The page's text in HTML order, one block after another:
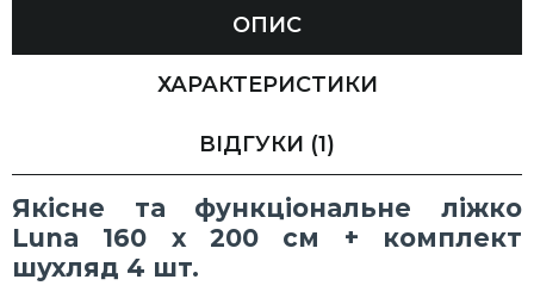
ОПИС
ХАРАКТЕРИСТИКИ
ВІДГУКИ (1)
Якісне та функціональне ліжко
Luna 160 х 200 см + комплект
шухляд 4 шт.